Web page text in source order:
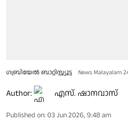
ഗബ്രിയേല്‍ ബാറ്റിസ്റ്റ്യൂട്ട News Malayalam
Author: എസ്. ഷാനവാസ്
Published on: 03 Jun 2026, 9:48 am